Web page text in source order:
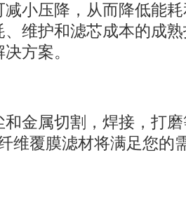
小压降，从而降低能
维护和滤芯成本的成熟
方案。
和金属切割，焊接，打
维覆膜滤材将满足您的